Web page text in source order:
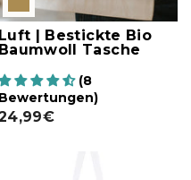
Luft | Bestickte Bio
Baumwoll Tasche
(8
Bewertungen)